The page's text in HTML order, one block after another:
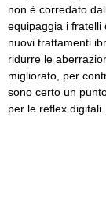
non è corredato
equipaggia i fratelli
nuovi trattamenti
ridurre le
migliorato, per
sono certo un
per le reflex digitali.